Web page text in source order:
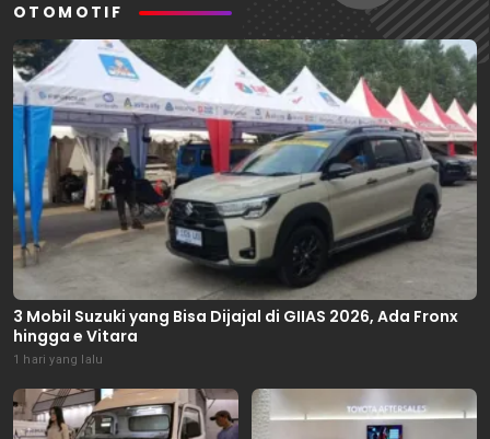
OTOMOTIF
3 Mobil Suzuki yang Bisa Dijajal di GIIAS 2026, Ada Fronx
hingga e Vitara
1 hari yang lalu